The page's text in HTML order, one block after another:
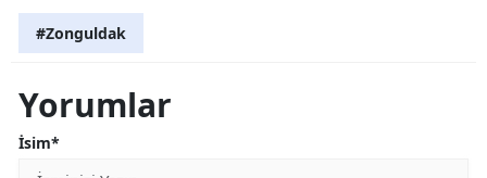
#Zonguldak
Yorumlar
İsim*